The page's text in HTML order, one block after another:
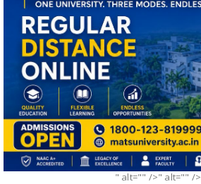
" alt="" />" alt="" />